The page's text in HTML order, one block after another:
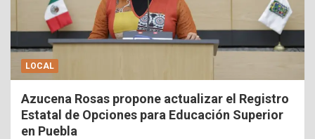
LOCAL
Azucena Rosas propone actualizar el Registro
Estatal de Opciones para Educación Superior
en Puebla